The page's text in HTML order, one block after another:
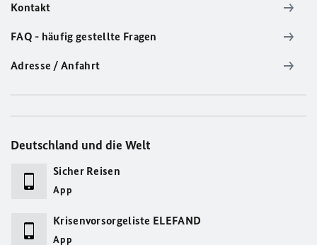
Kontakt
FAQ - häufig gestellte Fragen
Adresse / Anfahrt
Deutschland und die Welt
Sicher Reisen
App
Krisenvorsorgeliste ELEFAND
App